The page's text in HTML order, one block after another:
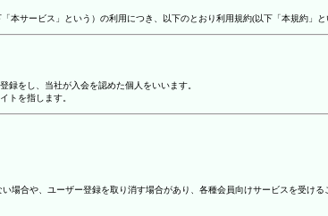
サービス」という）の利用につき、以下のとおり利用規約(以下「本規約」
録をし、当社が入会を認めた個人をいいます。
トを指します。
合や、ユーザー登録を取り消す場合があり、各種会員向けサービスを受け